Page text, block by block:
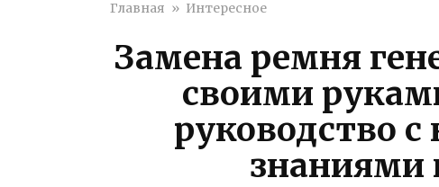
Главная » Интересное
Замена ремня
своими
руководство
знаниями